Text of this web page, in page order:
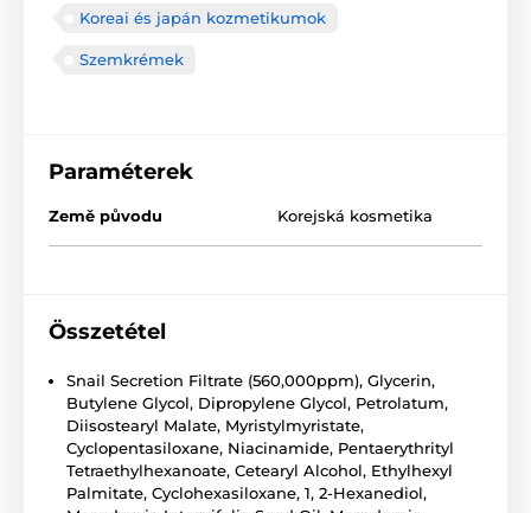
Koreai és japán kozmetikumok
Szemkrémek
Paraméterek
Země původu Korejská kosmetika
Összetétel
Snail Secretion Filtrate (560,000ppm), Glycerin,
Butylene Glycol, Dipropylene Glycol, Petrolatum,
Diisostearyl Malate, Myristylmyristate,
Cyclopentasiloxane, Niacinamide, Pentaerythrityl
Tetraethylhexanoate, Cetearyl Alcohol, Ethylhexyl
Palmitate, Cyclohexasiloxane, 1, 2-Hexanediol,